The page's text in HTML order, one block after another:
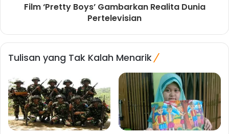
Film ‘Pretty Boys’ Gambarkan Realita Dunia
Pertelevisian
Tulisan yang Tak Kalah Menarik